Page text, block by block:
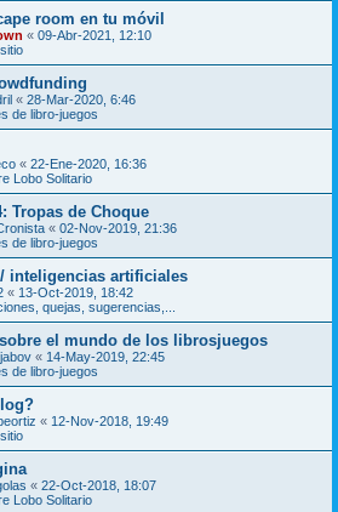
room en tu móvil
« 09-Abr-2021, 12:10
« 28-Mar-2020, 6:46
de libro-juegos
« 22-Ene-2020, 16:36
Lobo Solitario
Tropas de Choque
« 02-Nov-2019, 21:36
de libro-juegos
inteligencias artificiales
« 13-Oct-2019, 18:42
quejas, sugerencias,...
el mundo de los librosjuegos
« 14-May-2019, 22:45
de libro-juegos
« 12-Nov-2018, 19:49
« 22-Oct-2018, 18:07
Lobo Solitario